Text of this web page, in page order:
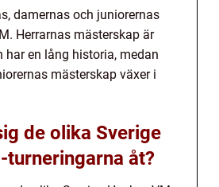
damernas och juniorernas
Herrarnas mästerskap är
har en lång historia, medan
mästerskap växer i
de olika Sverige
turneringarna åt?